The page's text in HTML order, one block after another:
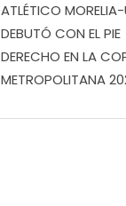
ATLÉTICO
DEBUTÓ CON EL PIE
DERECHO EN LA
METROPOLITANA